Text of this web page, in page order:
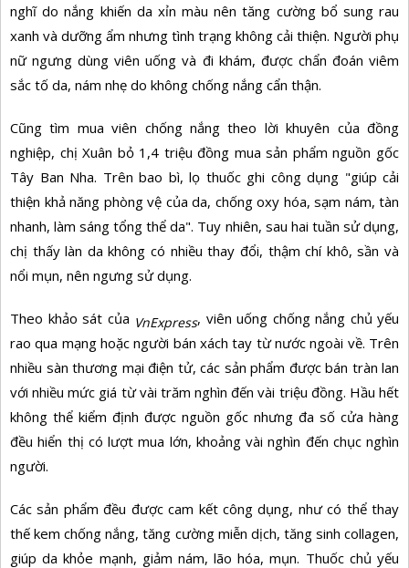
nghĩ do nắng khiến da xỉn màu nên tăng cường bổ sung rau
xanh và dưỡng ẩm nhưng tình trạng không cải thiện. Người phụ
nữ ngưng dùng viên uống và đi khám, được chẩn đoán viêm
sắc tố da, nám nhẹ do không chống nắng cẩn thận.
Cũng tìm mua viên chống nắng theo lời khuyên của đồng
nghiệp, chị Xuân bỏ 1,4 triệu đồng mua sản phẩm nguồn gốc
Tây Ban Nha. Trên bao bì, lọ thuốc ghi công dụng "giúp cải
thiện khả năng phòng vệ của da, chống oxy hóa, sạm nám, tàn
nhanh, làm sáng tổng thể da". Tuy nhiên, sau hai tuần sử dụng,
chị thấy làn da không có nhiều thay đổi, thậm chí khô, sần và
nổi mụn, nên ngưng sử dụng.
Theo khảo sát của VnExpress, viên uống chống nắng chủ yếu
rao qua mạng hoặc người bán xách tay từ nước ngoài về. Trên
nhiều sàn thương mại điện tử, các sản phẩm được bán tràn lan
với nhiều mức giá từ vài trăm nghìn đến vài triệu đồng. Hầu hết
không thể kiểm định được nguồn gốc nhưng đa số cửa hàng
đều hiển thị có lượt mua lớn, khoảng vài nghìn đến chục nghìn
người.
Các sản phẩm đều được cam kết công dụng, như có thể thay
thế kem chống nắng, tăng cường miễn dịch, tăng sinh collagen,
giúp da khỏe mạnh, giảm nám, lão hóa, mụn. Thuốc chủ yếu